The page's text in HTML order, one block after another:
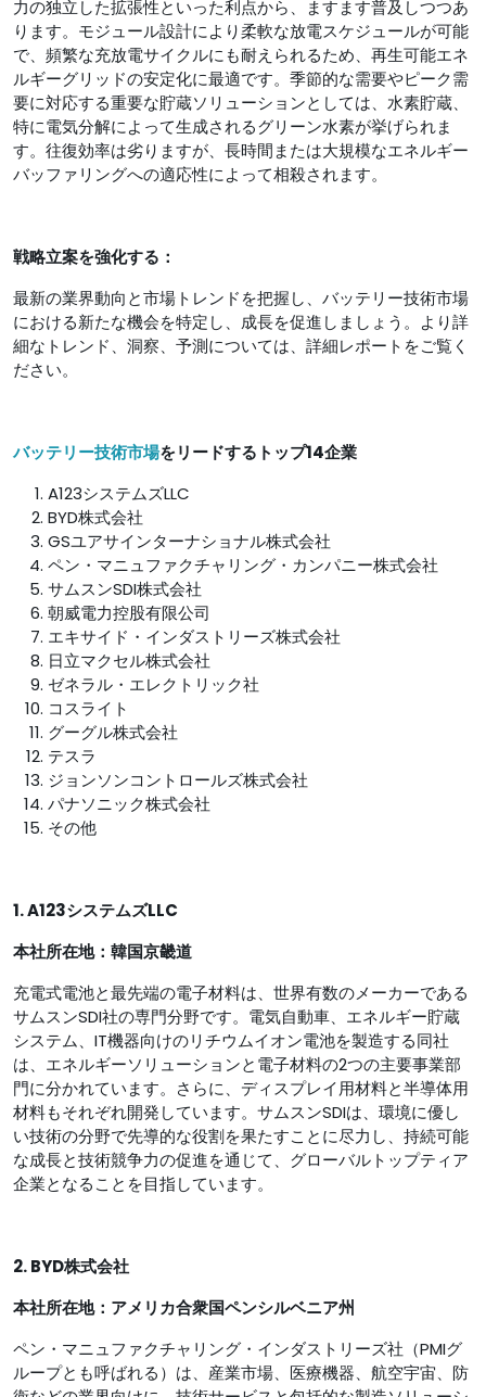
力の独立した拡張性といった利点から、ますます普及しつつあ
ります。モジュール設計により柔軟な放電スケジュールが可能
で、頻繁な充放電サイクルにも耐えられるため、再生可能エネ
ルギーグリッドの安定化に最適です。季節的な需要やピーク需
要に対応する重要な貯蔵ソリューションとしては、水素貯蔵、
特に電気分解によって生成されるグリーン水素が挙げられま
す。往復効率は劣りますが、長時間または大規模なエネルギー
バッファリングへの適応性によって相殺されます。
戦略立案を強化する：
最新の業界動向と市場トレンドを把握し、バッテリー技術市場
における新たな機会を特定し、成長を促進しましょう。より詳
細なトレンド、洞察、予測については、詳細レポートをご覧く
ださい。
バッテリー技術市場をリードするトップ14企業
A123システムズLLC
BYD株式会社
GSユアサインターナショナル株式会社
ペン・マニュファクチャリング・カンパニー株式会社
サムスンSDI株式会社
朝威電力控股有限公司
エキサイド・インダストリーズ株式会社
日立マクセル株式会社
ゼネラル・エレクトリック社
コスライト
グーグル株式会社
テスラ
ジョンソンコントロールズ株式会社
パナソニック株式会社
その他
1. A123システムズLLC
本社所在地：韓国京畿道
充電式電池と最先端の電子材料は、世界有数のメーカーである
サムスンSDI社の専門分野です。電気自動車、エネルギー貯蔵
システム、IT機器向けのリチウムイオン電池を製造する同社
は、エネルギーソリューションと電子材料の2つの主要事業部
門に分かれています。さらに、ディスプレイ用材料と半導体用
材料もそれぞれ開発しています。サムスンSDIは、環境に優し
い技術の分野で先導的な役割を果たすことに尽力し、持続可能
な成長と技術競争力の促進を通じて、グローバルトップティア
企業となることを目指しています。
2. BYD株式会社
本社所在地：アメリカ合衆国ペンシルベニア州
ペン・マニュファクチャリング・インダストリーズ社（PMIグ
ループとも呼ばれる）は、産業市場、医療機器、航空宇宙、防